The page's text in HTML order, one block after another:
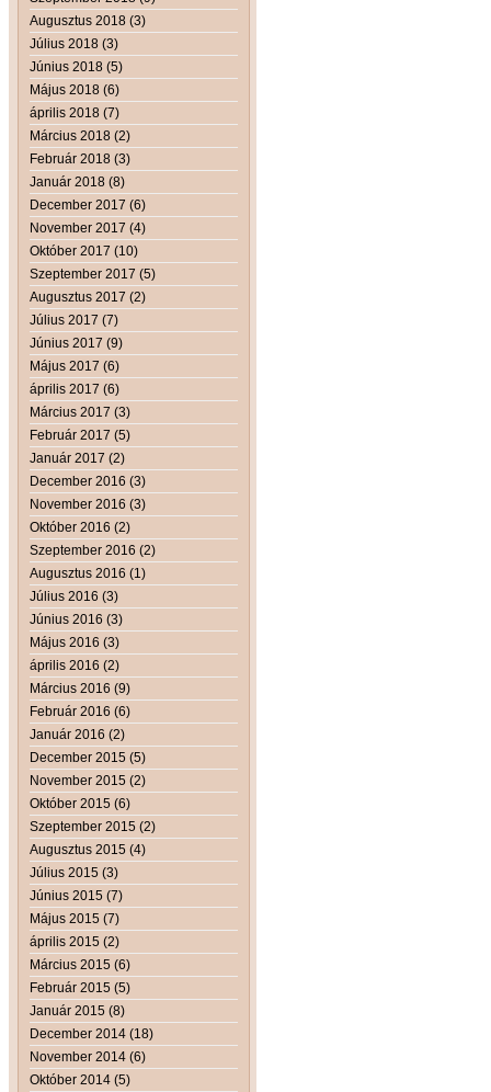
Augusztus 2018 (3)
Július 2018 (3)
Június 2018 (5)
Május 2018 (6)
április 2018 (7)
Március 2018 (2)
Február 2018 (3)
Január 2018 (8)
December 2017 (6)
November 2017 (4)
Október 2017 (10)
Szeptember 2017 (5)
Augusztus 2017 (2)
Július 2017 (7)
Június 2017 (9)
Május 2017 (6)
április 2017 (6)
Március 2017 (3)
Február 2017 (5)
Január 2017 (2)
December 2016 (3)
November 2016 (3)
Október 2016 (2)
Szeptember 2016 (2)
Augusztus 2016 (1)
Július 2016 (3)
Június 2016 (3)
Május 2016 (3)
április 2016 (2)
Március 2016 (9)
Február 2016 (6)
Január 2016 (2)
December 2015 (5)
November 2015 (2)
Október 2015 (6)
Szeptember 2015 (2)
Augusztus 2015 (4)
Július 2015 (3)
Június 2015 (7)
Május 2015 (7)
április 2015 (2)
Március 2015 (6)
Február 2015 (5)
Január 2015 (8)
December 2014 (18)
November 2014 (6)
Október 2014 (5)